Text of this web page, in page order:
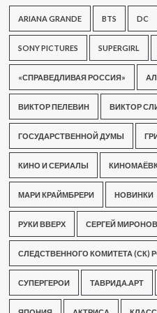
ARIANA GRANDE BTS DC
SONY PICTURES SUPERGIRL
«СПРАВЕДЛИВАЯ РОССИЯ»
ВИКТОР ПЕЛЕВИН ВИКТОР
ГОСУДАРСТВЕННОЙ ДУМЫ
КИНО И СЕРИАЛЫ
МАРИ КРАЙМБРЕРИ НОВИНКИ
РУКИ ВВЕРХ СЕРГЕЙ МИРОНОВ
СЛЕДСТВЕННОГО КОМИТЕТА (СК)
СУПЕРГЕРОИ ТАВРИДА.АРТ